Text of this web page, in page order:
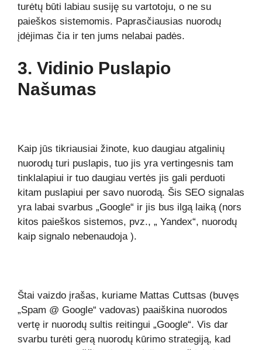
turėtų būti labiau susiję su vartotoju, o ne su
paieškos sistemomis. Paprasčiausias nuorodų
įdėjimas čia ir ten jums nelabai padės.
3. Vidinio Puslapio
Našumas
Kaip jūs tikriausiai žinote, kuo daugiau atgalinių
nuorodų turi puslapis, tuo jis yra vertingesnis tam
tinklalapiui ir tuo daugiau vertės jis gali perduoti
kitam puslapiui per savo nuorodą. Šis SEO signalas
yra labai svarbus „Google“ ir jis bus ilgą laiką (nors
kitos paieškos sistemos, pvz., „ Yandex“, nuorodų
kaip signalo nebenaudoja).
Štai vaizdo įrašas, kuriame Mattas Cuttsas (buvęs
„Spam @ Google“ vadovas) paaiškina nuorodos
vertę ir nuorodų sultis reitingui „Google“. Vis dar
svarbu turėti gerą nuorodų kūrimo strategiją, kad